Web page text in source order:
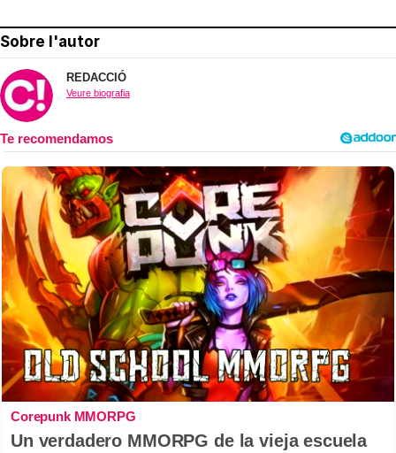
Sobre l'autor
REDACCIÓ
Veure biografia
Corepunk MMORPG
Un verdadero MMORPG de la vieja escuela